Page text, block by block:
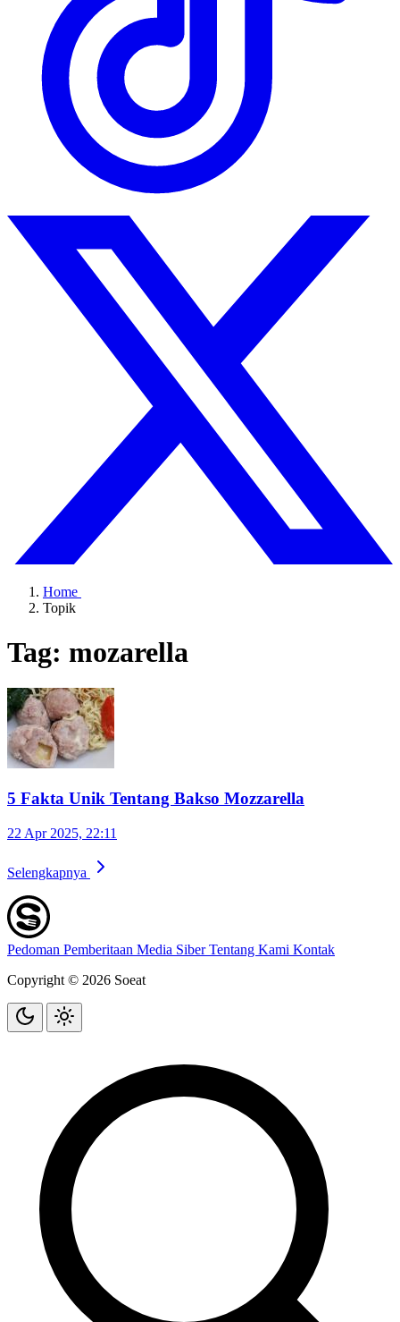
Home
Topik
Tag: mozarella
5 Fakta Unik Tentang Bakso Mozzarella
22 Apr 2025, 22:11
Selengkapnya
Pedoman Pemberitaan Media SiberTentang Kami Kontak
Copyright © 2026 Soeat